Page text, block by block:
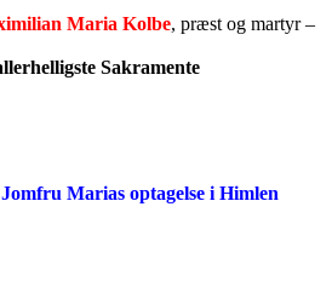
Maria Kolbe, præst og martyr –
Sakramente
Marias optagelse i Himlen